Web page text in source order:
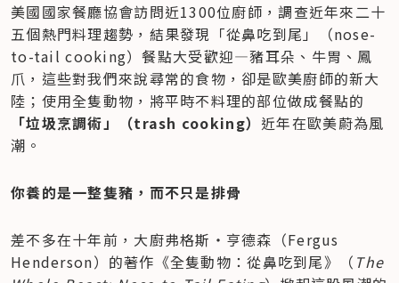
美國國家餐廳協會訪問近1300位廚師，調查近年來二十
五個熱門料理趨勢，結果發現「從鼻吃到尾」（nose-
to-tail cooking）餐點大受歡迎—豬耳朵、牛胃、鳳
爪，這些對我們來說尋常的食物，卻是歐美廚師的新大
陸；使用全隻動物，將平時不料理的部位做成餐點的
「垃圾烹調術」（trash cooking） 近年在歐美蔚為風
潮。
你養的是一整隻豬，而不只是排骨
差不多在十年前，大廚弗格斯‧亨德森（Fergus
Henderson）的著作《全隻動物：從鼻吃到尾》（ The